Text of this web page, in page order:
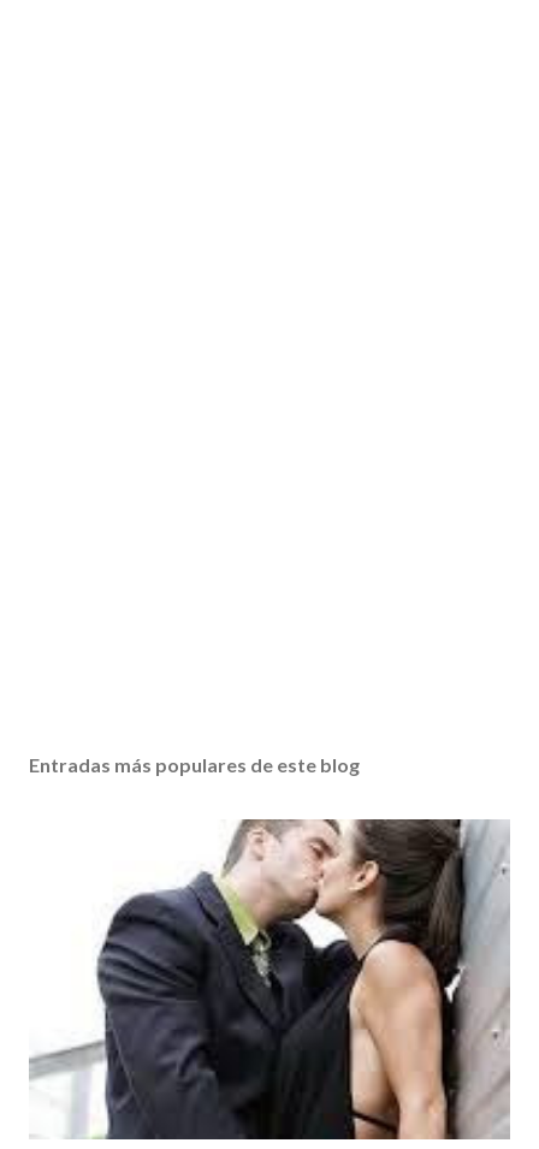
Entradas más populares de este blog